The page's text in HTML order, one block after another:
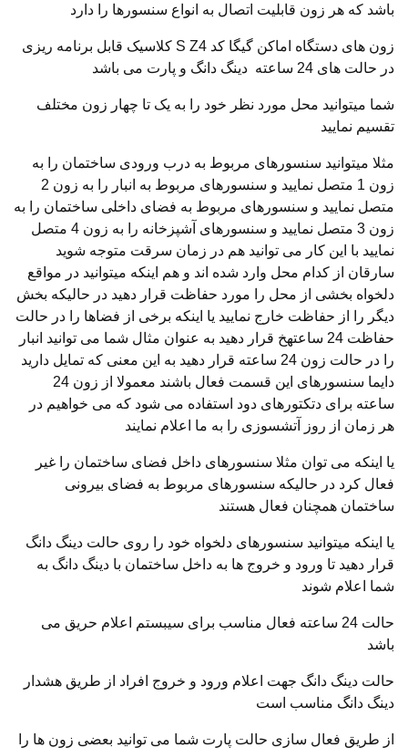
باشد که هر زون قابلیت اتصال به انواع سنسورها را دارد
زون های دستگاه اماکن گیگا کد S Z4 کلاسیک قابل برنامه ریزی
در حالت های 24 ساعته دینگ دانگ و پارت می باشد
شما میتوانید محل مورد نظر خود را به یک تا چهار زون مختلف
تقسیم نمایید
مثلا میتوانید سنسورهای مربوط به درب ورودی ساختمان را به
زون 1 متصل نمایید و سنسورهای مربوط به انبار را به زون 2
متصل نمایید و سنسورهای مربوط به فضای داخلی ساختمان را به
زون 3 متصل نمایید و سنسورهای آشپزخانه را به زون 4 متصل
نمایید با این کار می توانید هم در زمان سرقت متوجه شوید
سارقان از کدام محل وارد شده اند و هم اینکه میتوانید در مواقع
دلخواه بخشی از محل را مورد حفاظت قرار دهید در حالیکه بخش
دیگر را از حفاظت خارج نمایید یا اینکه برخی از فضاها را در حالت
حفاظت 24 ساعتهخ قرار دهید به عنوان مثال شما می توانید انبار
را در حالت زون 24 ساعته قرار دهید به این معنی که تمایل دارید
دایما سنسورهای این قسمت فعال باشند معمولا از زون 24
ساعته برای دتکتورهای دود استفاده می شود که می خواهیم در
هر زمان از روز آتشسوزی را به ما اعلام نمایند
یا اینکه می توان مثلا سنسورهای داخل فضای ساختمان را غیر
فعال کرد در حالیکه سنسورهای مربوط به فضای بیرونی
ساختمان همچنان فعال هستند
یا اینکه میتوانید سنسورهای دلخواه خود را روی حالت دینگ دانگ
قرار دهید تا ورود و خروج ها به داخل ساختمان با دینگ دانگ به
شما اعلام شوند
حالت 24 ساعته فعال مناسب برای سیبستم اعلام حریق می
باشد
حالت دینگ دانگ جهت اعلام ورود و خروج افراد از طریق هشدار
دینگ دانگ مناسب است
از طریق فعال سازی حالت پارت شما می توانید بعضی زون ها را